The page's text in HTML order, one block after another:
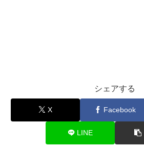
シェアする
X Facebook
LINE